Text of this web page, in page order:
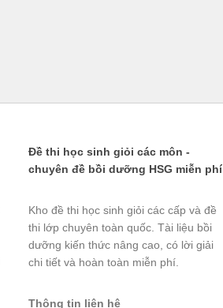
Đề thi học sinh giỏi các môn -
chuyên đề bồi dưỡng HSG miễn phí
Kho đề thi học sinh giỏi các cấp và đề
thi lớp chuyên toàn quốc. Tài liệu bồi
dưỡng kiến thức nâng cao, có lời giải
chi tiết và hoàn toàn miễn phí.
Thông tin liên hệ